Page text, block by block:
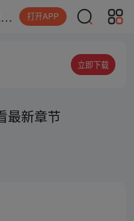
幻宠师第二季免费观看最新章节 打开APP
立即下载
最新章节